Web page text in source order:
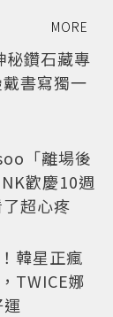
MORE
鑽石藏專
書寫獨一
「離場後
歡慶10週
超心疼
韓星正瘋
TWICE娜